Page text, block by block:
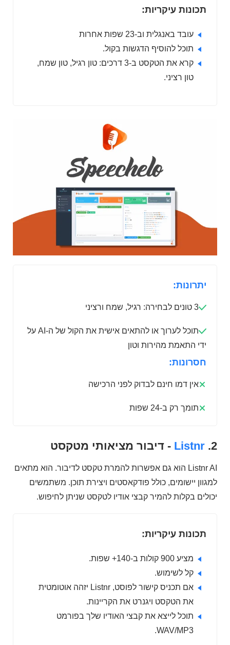
תכונות עיקריות:
עובד באנגלית וב-23 שפות אחרות
תוכל להוסיף הדגשות בקול.
קרא את הטקסט ב-3 דרכים: טון רגיל, טון שמח,
טון רציני.
יתרונות:
3 טונים לבחירה: רגיל, שמח ורציני
תוכל לערוך או להתאים אישית את הקול של ה-AI על
ידי התאמת מהירות וטון
חסרונות:
אין דמו חינם לבדוק לפני הרכישה
תומך רק ב-24 שפות
2.
Listnr - דיבור מציאותי מטקסט
Listnr AI הוא גם אפשרות להמרת טקסט לדיבור. הוא מתאים
למגוון יישומים, כולל פודקאסטים ויצירת תוכן. משתמשים
יכולים בקלות להמיר קבצי אודיו לטקסט שניתן לחיפוש.
תכונות עיקריות:
מציע 900 קולות ב-140+ שפות.
קל לשימוש.
אם תכניס קישור לפוסט, Listnr יזהה אוטומטית
את הטקסט ויגנרט את הקריינות.
תוכל לייצא את קבצי האודיו שלך בפורמט
WAV/MP3.